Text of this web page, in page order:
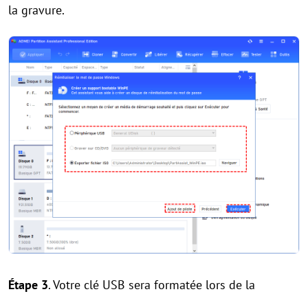
la gravure.
Étape 3. Votre clé USB sera formatée lors de la